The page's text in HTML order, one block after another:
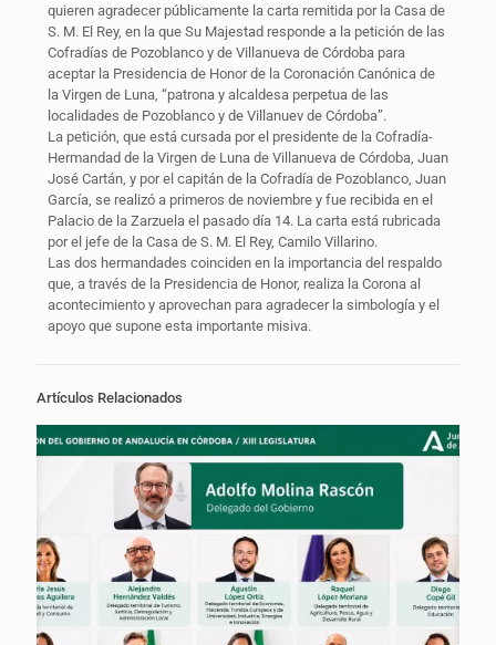
quieren agradecer públicamente la carta remitida por la Casa de
S. M. El Rey, en la que Su Majestad responde a la petición de las
Cofradías de Pozoblanco y de Villanueva de Córdoba para
aceptar la Presidencia de Honor de la Coronación Canónica de
la Virgen de Luna, “patrona y alcaldesa perpetua de las
localidades de Pozoblanco y de Villanuev de Córdoba”.
La petición, que está cursada por el presidente de la Cofradía-
Hermandad de la Virgen de Luna de Villanueva de Córdoba, Juan
José Cartán, y por el capitán de la Cofradía de Pozoblanco, Juan
García, se realizó a primeros de noviembre y fue recibida en el
Palacio de la Zarzuela el pasado día 14. La carta está rubricada
por el jefe de la Casa de S. M. El Rey, Camilo Villarino.
Las dos hermandades coinciden en la importancia del respaldo
que, a través de la Presidencia de Honor, realiza la Corona al
acontecimiento y aprovechan para agradecer la simbología y el
apoyo que supone esta importante misiva.
Artículos Relacionados